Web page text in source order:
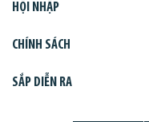
HỘI NHẬP
CHÍNH SÁCH
SẮP DIỄN RA